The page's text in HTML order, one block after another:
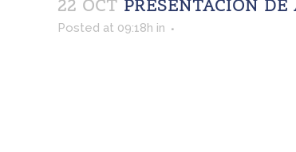
22 OCT PRESENTACIÓN
Posted at 09:18h in